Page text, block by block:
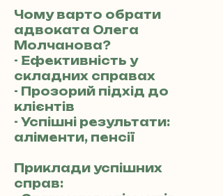
Чому варто обрати
адвоката Олега
Молчанова?
- Ефективність у
складних справах
- Прозорий підхід до
клієнтів
- Успішні результати:
аліменти, пенсії
Приклади успішних
справ: